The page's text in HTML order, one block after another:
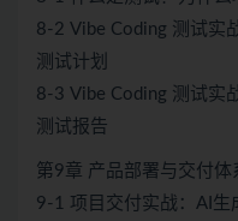
8-2 Vibe Coding 测试实
测试计划
8-3 Vibe Coding 测试实
测试报告
第9章 产品部署与交付体
9-1 项目交付实战：AI生